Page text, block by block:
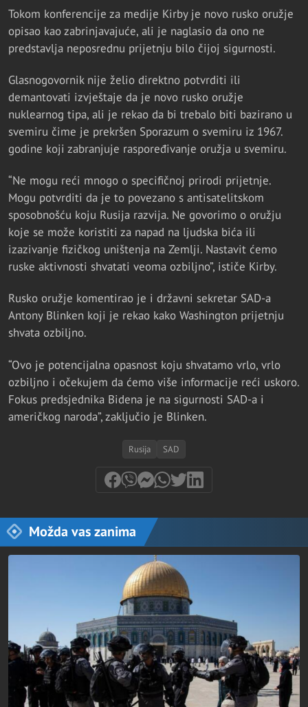
Tokom konferencije za medije Kirby je novo rusko oružje
opisao kao zabrinjavajuće, ali je naglasio da ono ne
predstavlja neposrednu prijetnju bilo čijoj sigurnosti.
Glasnogovornik nije želio direktno potvrditi ili
demantovati izvještaje da je novo rusko oružje
nuklearnog tipa, ali je rekao da bi trebalo biti bazirano u
svemiru čime je prekršen Sporazum o svemiru iz 1967.
godine koji zabranjuje raspoređivanje oružja u svemiru.
“Ne mogu reći mnogo o specifičnoj prirodi prijetnje.
Mogu potvrditi da je to povezano s antisatelitskom
sposobnošću koju Rusija razvija. Ne govorimo o oružju
koje se može koristiti za napad na ljudska bića ili
izazivanje fizičkog uništenja na Zemlji. Nastavit ćemo
ruske aktivnosti shvatati veoma ozbiljno”, ističe Kirby.
Rusko oružje komentirao je i državni sekretar SAD-a
Antony Blinken koji je rekao kako Washington prijetnju
shvata ozbiljno.
“Ovo je potencijalna opasnost koju shvatamo vrlo, vrlo
ozbiljno i očekujem da ćemo više informacije reći uskoro.
Fokus predsjednika Bidena je na sigurnosti SAD-a i
američkog naroda”, zaključio je Blinken.
Rusija SAD
Možda vas zanima